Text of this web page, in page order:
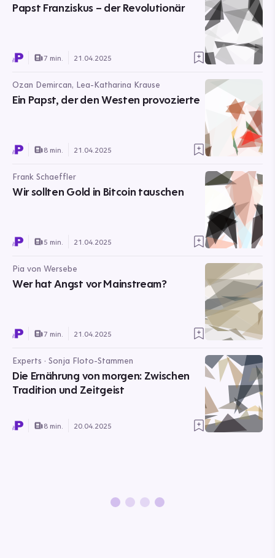
Papst Franziskus – der Revolutionär
7 min. 21.04.2025
Ozan Demircan, Lea-Katharina Krause
Ein Papst, der den Westen provozierte
8 min. 21.04.2025
Frank Schaeffler
Wir sollten Gold in Bitcoin tauschen
5 min. 21.04.2025
Pia von Wersebe
Wer hat Angst vor Mainstream?
7 min. 21.04.2025
Experts · Sonja Floto-Stammen
Die Ernährung von morgen: Zwischen
Tradition und Zeitgeist
8 min. 20.04.2025